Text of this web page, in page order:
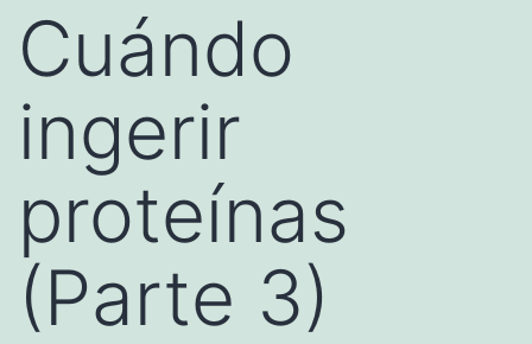
Cuándo
ingerir
proteínas
(Parte 3)